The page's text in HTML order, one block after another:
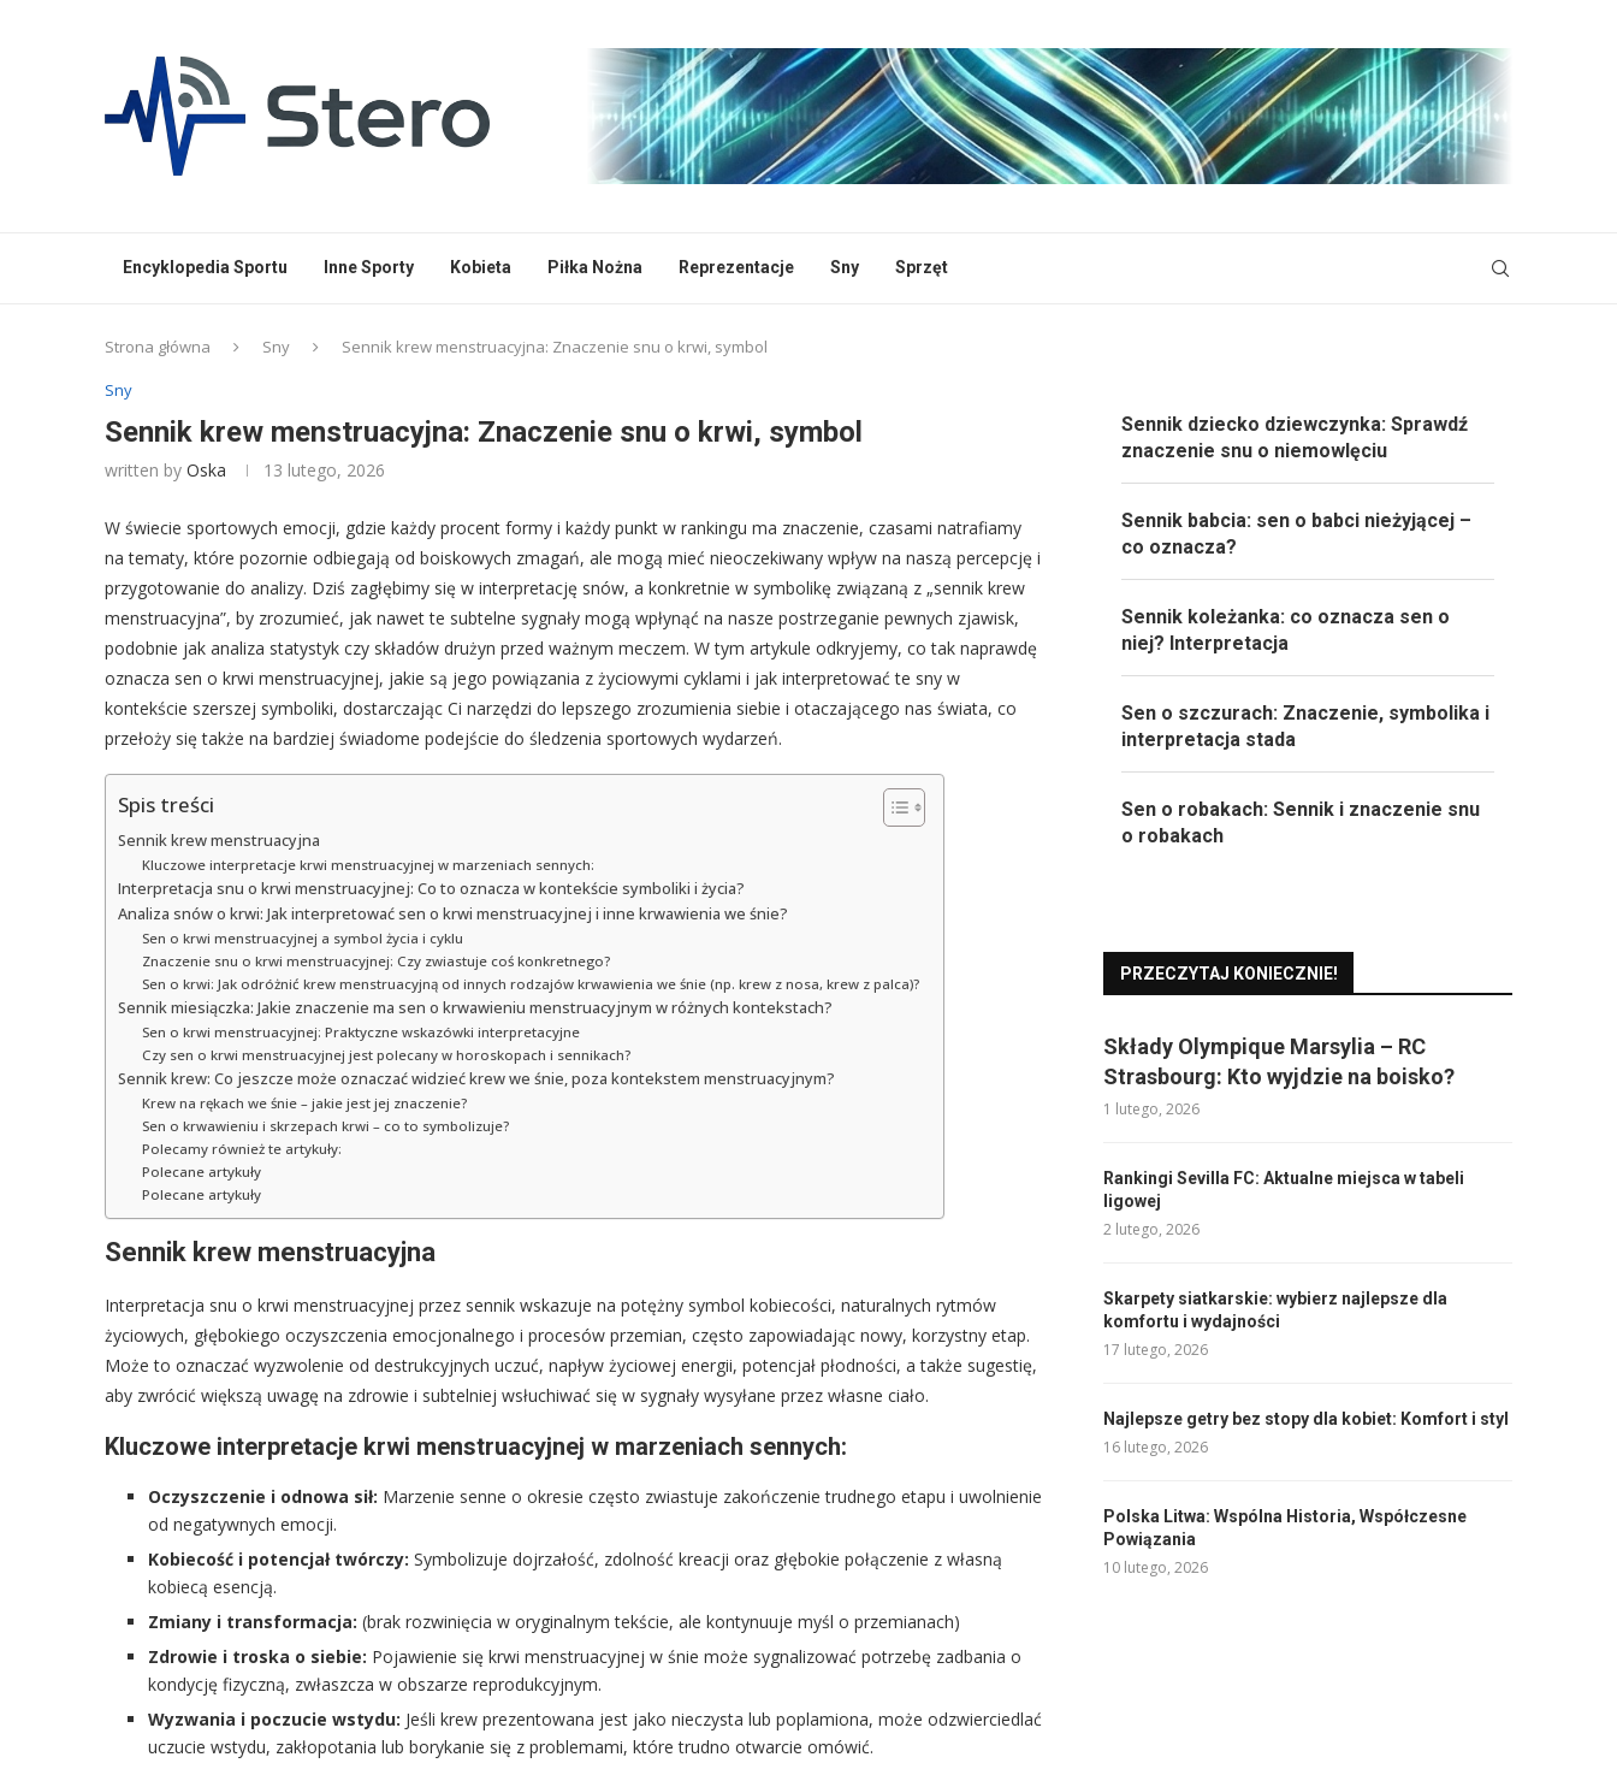
Encyklopedia Sportu Inne Sporty Kobieta Piłka Nożna Reprezentacje Sny Sprzęt
Strona główna Sny
Sennik krew menstruacyjna: Znaczenie snu o krwi, symbol
Sny
Sennik krew menstruacyjna: Znaczenie snu o krwi, symbol
written by Oska 13 lutego, 2026
W świecie sportowych emocji, gdzie każdy procent formy i każdy punkt w rankingu ma znaczenie, czasami natrafiamy
na tematy, które pozornie odbiegają od boiskowych zmagań, ale mogą mieć nieoczekiwany wpływ na naszą percepcję i
przygotowanie do analizy. Dziś zagłębimy się w interpretację snów, a konkretnie w symbolikę związaną z „sennik krew
menstruacyjna”, by zrozumieć, jak nawet te subtelne sygnały mogą wpłynąć na nasze postrzeganie pewnych zjawisk,
podobnie jak analiza statystyk czy składów drużyn przed ważnym meczem. W tym artykule odkryjemy, co tak naprawdę
oznacza sen o krwi menstruacyjnej, jakie są jego powiązania z życiowymi cyklami i jak interpretować te sny w
kontekście szerszej symboliki, dostarczając Ci narzędzi do lepszego zrozumienia siebie i otaczającego nas świata, co
przełoży się także na bardziej świadome podejście do śledzenia sportowych wydarzeń.
Spis treści
Sennik krew menstruacyjna
Kluczowe interpretacje krwi menstruacyjnej w marzeniach sennych:
Interpretacja snu o krwi menstruacyjnej: Co to oznacza w kontekście symboliki i życia?
Analiza snów o krwi: Jak interpretować sen o krwi menstruacyjnej i inne krwawienia we śnie?
Sen o krwi menstruacyjnej a symbol życia i cyklu
Znaczenie snu o krwi menstruacyjnej: Czy zwiastuje coś konkretnego?
Sen o krwi: Jak odróżnić krew menstruacyjną od innych rodzajów krwawienia we śnie (np. krew z nosa, krew z palca)?
Sennik miesiączka: Jakie znaczenie ma sen o krwawieniu menstruacyjnym w różnych kontekstach?
Sen o krwi menstruacyjnej: Praktyczne wskazówki interpretacyjne
Czy sen o krwi menstruacyjnej jest polecany w horoskopach i sennikach?
Sennik krew: Co jeszcze może oznaczać widzieć krew we śnie, poza kontekstem menstruacyjnym?
Krew na rękach we śnie – jakie jest jej znaczenie?
Sen o krwawieniu i skrzepach krwi – co to symbolizuje?
Polecamy również te artykuły:
Polecane artykuły
Polecane artykuły
Sennik krew menstruacyjna
Interpretacja snu o krwi menstruacyjnej przez sennik wskazuje na potężny symbol kobiecości, naturalnych rytmów
życiowych, głębokiego oczyszczenia emocjonalnego i procesów przemian, często zapowiadając nowy, korzystny etap.
Może to oznaczać wyzwolenie od destrukcyjnych uczuć, napływ życiowej energii, potencjał płodności, a także sugestię,
aby zwrócić większą uwagę na zdrowie i subtelniej wsłuchiwać się w sygnały wysyłane przez własne ciało.
Kluczowe interpretacje krwi menstruacyjnej w marzeniach sennych:
Oczyszczenie i odnowa sił: Marzenie senne o okresie często zwiastuje zakończenie trudnego etapu i uwolnienie
od negatywnych emocji.
Kobiecość i potencjał twórczy: Symbolizuje dojrzałość, zdolność kreacji oraz głębokie połączenie z własną
kobiecą esencją.
Zmiany i transformacja: (brak rozwinięcia w oryginalnym tekście, ale kontynuuje myśl o przemianach)
Zdrowie i troska o siebie: Pojawienie się krwi menstruacyjnej w śnie może sygnalizować potrzebę zadbania o
kondycję fizyczną, zwłaszcza w obszarze reprodukcyjnym.
Wyzwania i poczucie wstydu: Jeśli krew prezentowana jest jako nieczysta lub poplamiona, może odzwierciedlać
uczucie wstydu, zakłopotania lub borykanie się z problemami, które trudno otwarcie omówić.
Sennik dziecko dziewczynka: Sprawdź
znaczenie snu o niemowlęciu
Sennik babcia: sen o babci nieżyjącej –
co oznacza?
Sennik koleżanka: co oznacza sen o
niej? Interpretacja
Sen o szczurach: Znaczenie, symbolika i
interpretacja stada
Sen o robakach: Sennik i znaczenie snu
o robakach
PRZECZYTAJ KONIECZNIE!
Składy Olympique Marsylia – RC
Strasbourg: Kto wyjdzie na boisko?
1 lutego, 2026
Rankingi Sevilla FC: Aktualne miejsca w tabeli
ligowej
2 lutego, 2026
Skarpety siatkarskie: wybierz najlepsze dla
komfortu i wydajności
17 lutego, 2026
Najlepsze getry bez stopy dla kobiet: Komfort i styl
16 lutego, 2026
Polska Litwa: Wspólna Historia, Współczesne
Powiązania
10 lutego, 2026